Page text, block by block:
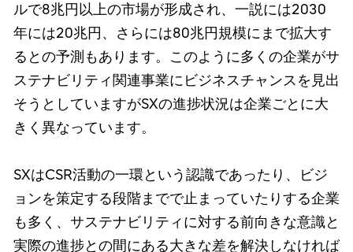
ルで8兆円以上の市場が形成され、一説には2030
年には20兆円、さらには80兆円規模にまで拡大す
るとの予測もあります。このように多くの企業がサ
ステナビリティ関連事業にビジネスチャンスを見出
そうとしていますがSXの進捗状況は企業ごとに大
きく異なっています。
SXはCSR活動の一環という認識であったり、ビジ
ョンを策定する段階までで止まっていたりする企業
も多く、サステナビリティに対する前向きな意識と
実際の進捗との間にある大きな差を解決しなければ